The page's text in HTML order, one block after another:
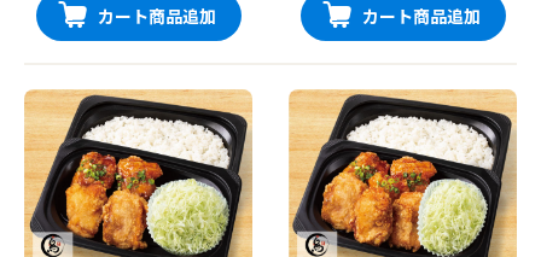
カート商品追加 カート商品追加